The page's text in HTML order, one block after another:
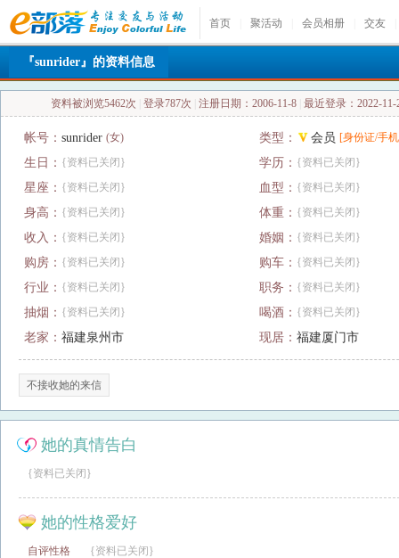
首页 聚活动 会员相册 交友
『sunrider』的资料信息
资料被浏览5462次 登录787次 注册日期：2006-11-8 最近登录：2022-11-
帐号： sunrider (女) 类型： 会员 [身份证/手
生日： {资料已关闭} 学历： {资料已关闭}
星座： {资料已关闭} 血型： {资料已关闭}
身高： {资料已关闭} 体重： {资料已关闭}
收入： {资料已关闭} 婚姻： {资料已关闭}
购房： {资料已关闭} 购车： {资料已关闭}
行业： {资料已关闭} 职务： {资料已关闭}
抽烟： {资料已关闭} 喝酒： {资料已关闭}
老家： 福建泉州市 现居： 福建厦门市
不接收她的来信
她的真情告白
{资料已关闭}
她的性格爱好
自评性格
{资料已关闭}